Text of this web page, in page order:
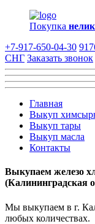
Покупка
+7-917-650-04-30
СНГ Заказать звонок
Главная
Выкуп
Выкуп тары
Выкуп масла
Контакты
Выкупаем железо
(Калининградская
Мы выкупаем в г.
любых количествах.